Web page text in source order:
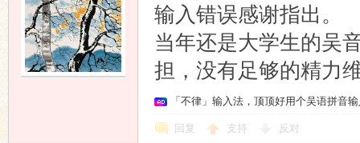
输入错误感谢指出。
当年还是大学生的吴
担，没有足够的精力
「不律」输入法，顶顶好用个吴语拼音
回复 支持 反对